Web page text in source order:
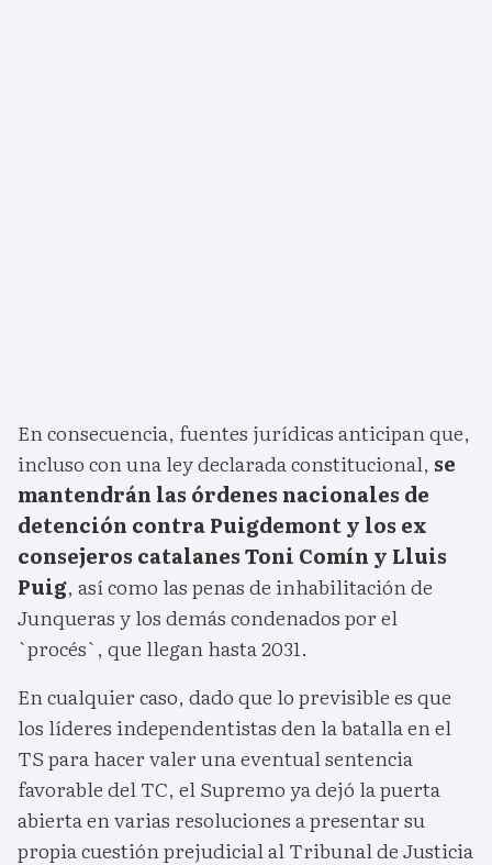
En consecuencia, fuentes jurídicas anticipan que,
incluso con una ley declarada constitucional, se
mantendrán las órdenes nacionales de
detención contra Puigdemont y los ex
consejeros catalanes Toni Comín y Lluis
Puig, así como las penas de inhabilitación de
Junqueras y los demás condenados por el
`procés`, que llegan hasta 2031.
En cualquier caso, dado que lo previsible es que
los líderes independentistas den la batalla en el
TS para hacer valer una eventual sentencia
favorable del TC, el Supremo ya dejó la puerta
abierta en varias resoluciones a presentar su
propia cuestión prejudicial al Tribunal de Justicia